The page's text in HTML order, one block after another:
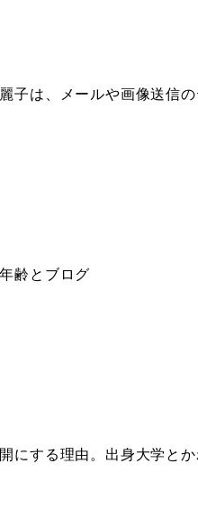
子は、メールや画像送信
齢とブログ
にする理由。出身大学と